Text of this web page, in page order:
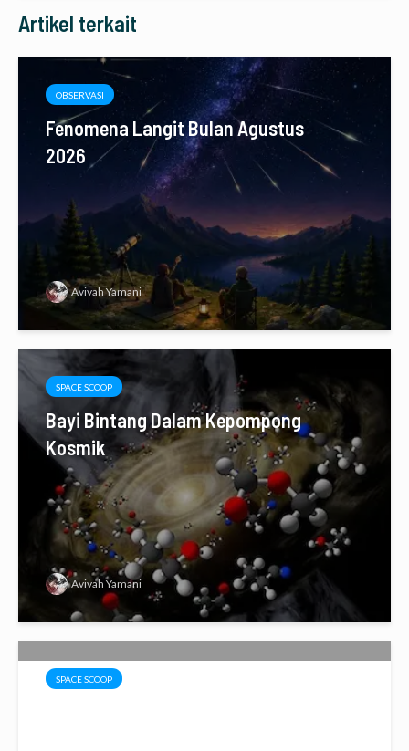
Artikel terkait
OBSERVASI
Fenomena Langit Bulan Agustus
2026
Avivah Yamani
SPACE SCOOP
Bayi Bintang Dalam Kepompong
Kosmik
Avivah Yamani
SPACE SCOOP